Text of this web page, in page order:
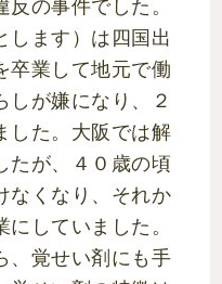
の事件でした。
します）は四国出
卒業して地元で働
しが嫌になり、２
した。大阪では解
たが、４０歳の頃
なくなり、それか
していました。
、覚せい剤にも手